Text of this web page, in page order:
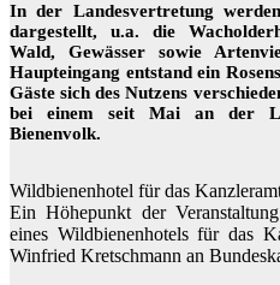
In der Landesvertretung
dargestellt, u.a. die
Wald, Gewässer sowie
Haupteingang entstand ein
Gäste sich des Nutzens
bei einem seit Mai an der
Bienenvolk.
Wildbienenhotel für das
Ein Höhepunkt der
eines Wildbienenhotels für das
Winfried Kretschmann an